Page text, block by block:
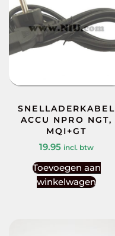
SNELLADERKABEL
ACCU NPRO NGT,
MQI+GT
19.95 incl. btw
Toevoegen aan
winkelwagen